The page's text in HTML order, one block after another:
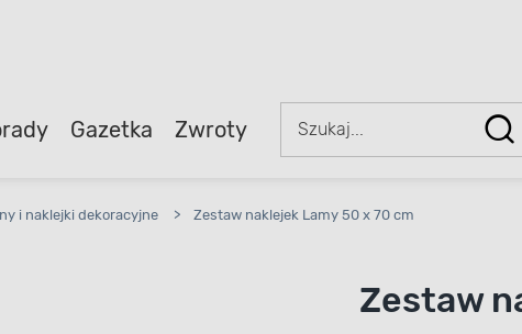
Gazetka Zwroty
i naklejki dekoracyjne > Zestaw naklejek Lamy 50 x 70 cm
Zestaw